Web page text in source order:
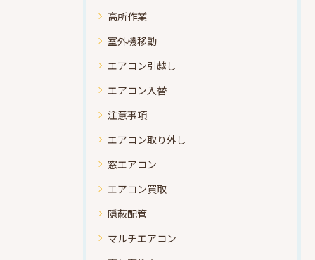
高所作業
室外機移動
エアコン引越し
エアコン入替
注意事項
エアコン取り外し
窓エアコン
エアコン買取
隠蔽配管
マルチエアコン